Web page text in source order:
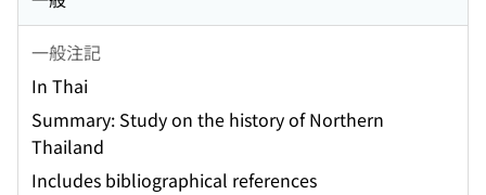
一般注記
In Thai
Summary: Study on the history of Northern
Thailand
Includes bibliographical references